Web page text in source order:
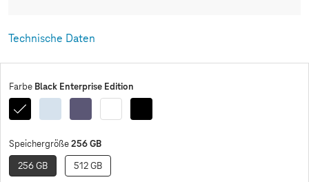
Technische Daten
Farbe Black Enterprise Edition
Enterprise
Blue
Violet
Speichergröße 256 GB
256 GB 512 GB